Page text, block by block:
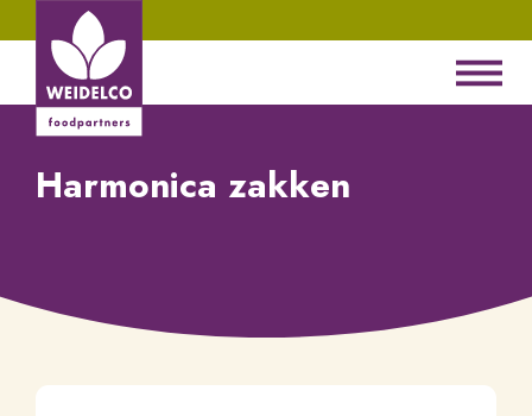
Harmonica zakken